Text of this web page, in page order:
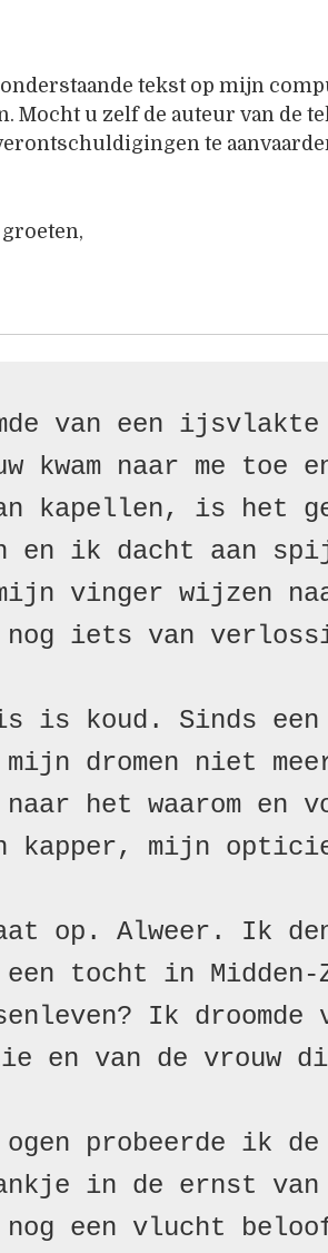
tekst op mijn
Mocht u zelf de auteur van de
te
van een
kwam naar me toe
kapellen, is het
en ik dacht aan
vinger wijzen
nog iets van
is koud. Sinds
mijn dromen niet
het waarom en
kapper, mijn
op. Alweer. Ik
tocht in Midden-
Ik
en van de vrouw
probeerde ik
in de ernst
een vlucht